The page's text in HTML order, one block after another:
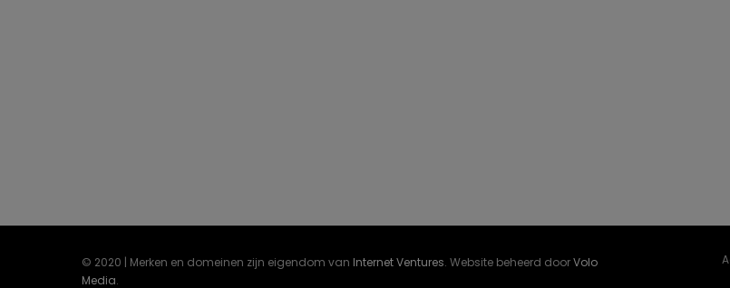
© 2020 | Merken en domeinen zijn eigendom van Internet Ventures. Website beheerd doorVolo
Media.